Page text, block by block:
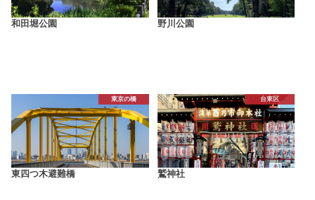
和田堀公園 野川公園
東京の橋
東四つ木避難橋
台東区
鷲神社